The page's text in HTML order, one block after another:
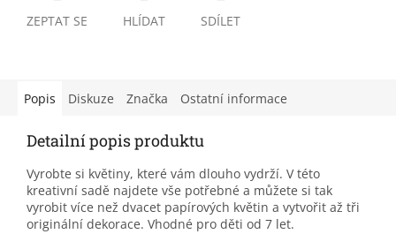
ZEPTAT SE HLÍDAT SDÍLET
Popis Diskuze Značka Ostatní informace
Detailní popis produktu
Vyrobte si květiny, které vám dlouho vydrží. V této
kreativní sadě najdete vše potřebné a můžete si tak
vyrobit více než dvacet papírových květin a vytvořit až tři
originální dekorace. Vhodné pro děti od 7 let.